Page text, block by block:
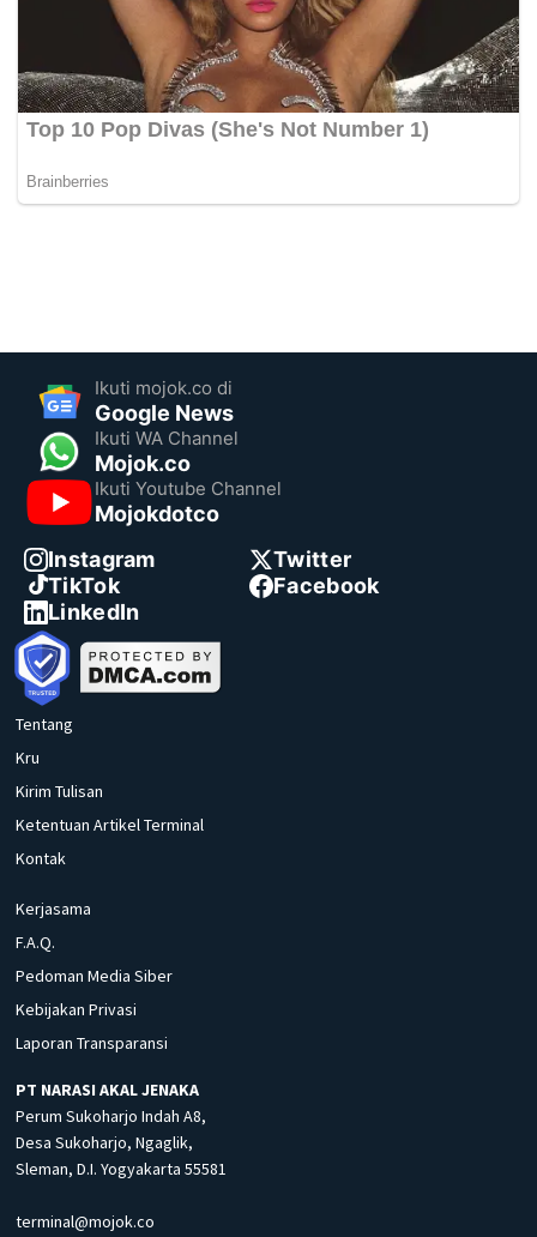
Ikuti mojok.co di
Google News
Ikuti WA Channel
Mojok.co
Ikuti Youtube Channel
Mojokdotco
Instagram
Twitter
TikTok
Facebook
LinkedIn
Tentang
Kru
Kirim Tulisan
Ketentuan Artikel Terminal
Kontak
Kerjasama
F.A.Q.
Pedoman Media Siber
Kebijakan Privasi
Laporan Transparansi
PT NARASI AKAL JENAKA
Perum Sukoharjo Indah A8,
Desa Sukoharjo, Ngaglik,
Sleman, D.I. Yogyakarta 55581
terminal@mojok.co